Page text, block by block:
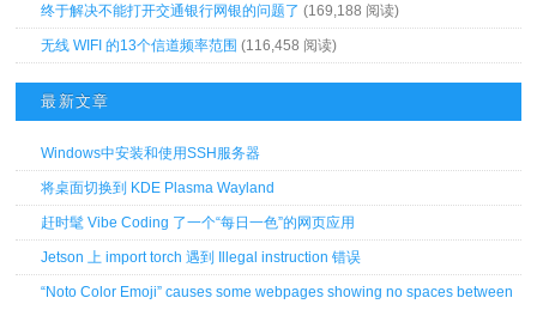
终于解决不能打开交通银行网银的问题了 (169,188 阅读)
无线 WIFI 的13个信道频率范围 (116,458 阅读)
最新文章
Windows中安装和使用SSH服务器
将桌面切换到 KDE Plasma Wayland
赶时髦 Vibe Coding 了一个“每日一色”的网页应用
Jetson 上 import torch 遇到 Illegal instruction 错误
“Noto Color Emoji” causes some webpages showing no spaces between